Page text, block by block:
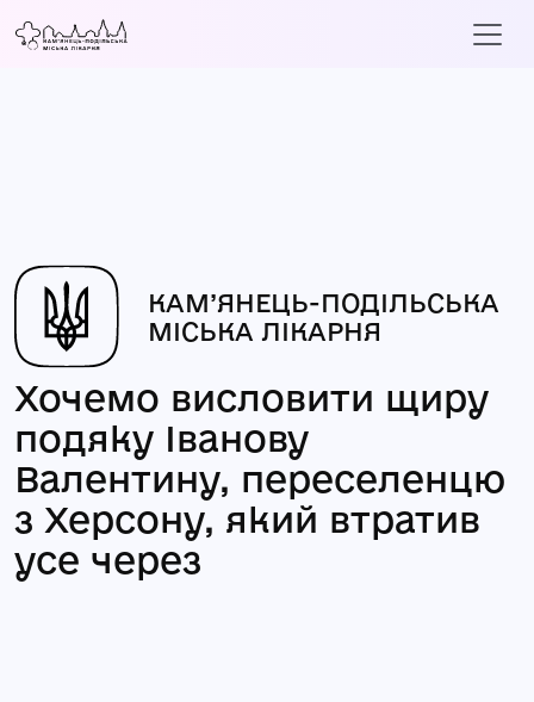
КАМ’ЯНЕЦЬ-ПОДІЛЬСЬКА
МІСЬКА ЛІКАРНЯ
Хочемо висловити щиру
подяку Іванову
Валентину, переселенцю
з Херсону, який втратив
усе через